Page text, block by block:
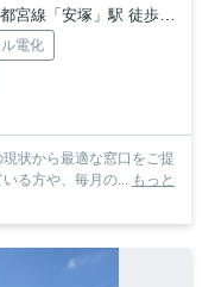
宮線「安塚」駅 徒歩47分
電化
状から最適な窓口をご提
る方や、毎月の...
もっと